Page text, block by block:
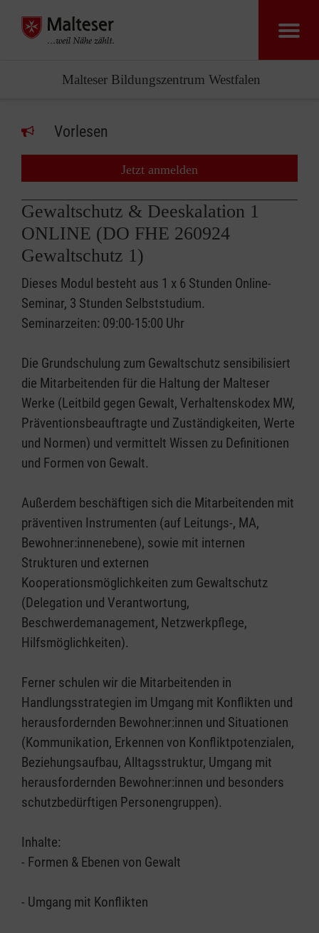
Malteser Bildungszentrum Westfalen
Vorlesen
Jetzt anmelden
Gewaltschutz & Deeskalation 1
ONLINE (DO FHE 260924
Gewaltschutz 1)
Dieses Modul besteht aus 1 x 6 Stunden Online-
Seminar, 3 Stunden Selbststudium.
Seminarzeiten: 09:00-15:00 Uhr
Die Grundschulung zum Gewaltschutz sensibilisiert
die Mitarbeitenden für die Haltung der Malteser
Werke (Leitbild gegen Gewalt, Verhaltenskodex MW,
Präventionsbeauftragte und Zuständigkeiten, Werte
und Normen) und vermittelt Wissen zu Definitionen
und Formen von Gewalt.
Außerdem beschäftigen sich die Mitarbeitenden mit
präventiven Instrumenten (auf Leitungs-, MA,
Bewohner:innenebene), sowie mit internen
Strukturen und externen
Kooperationsmöglichkeiten zum Gewaltschutz
(Delegation und Verantwortung,
Beschwerdemanagement, Netzwerkpflege,
Hilfsmöglichkeiten).
Ferner schulen wir die Mitarbeitenden in
Handlungsstrategien im Umgang mit Konflikten und
herausfordernden Bewohner:innen und Situationen
(Kommunikation, Erkennen von Konfliktpotenzialen,
Beziehungsaufbau, Alltagsstruktur, Umgang mit
herausfordernden Bewohner:innen und besonders
schutzbedürftigen Personengruppen).
Inhalte:
- Formen & Ebenen von Gewalt
- Umgang mit Konflikten